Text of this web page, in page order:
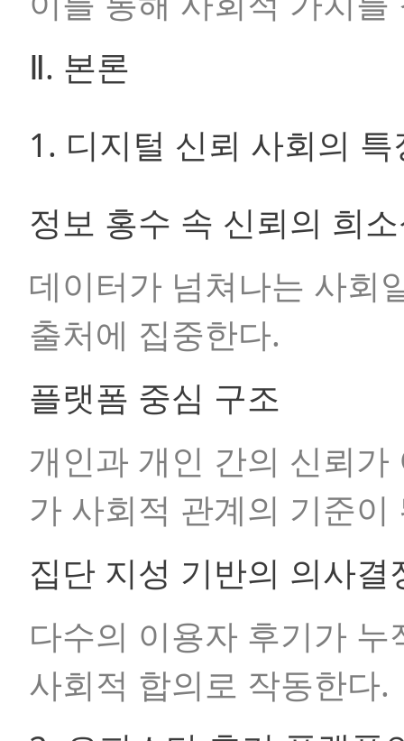
Ⅱ. 본론
1. 디지털 신뢰 사회의 특
정보 홍수 속 신뢰의 희
데이터가 넘쳐나는 사회
출처에 집중한다.
플랫폼 중심 구조
개인과 개인 간의 신뢰
가 사회적 관계의 기준이
집단 지성 기반의 의사결
다수의 이용자 후기가
사회적 합의로 작동한다.